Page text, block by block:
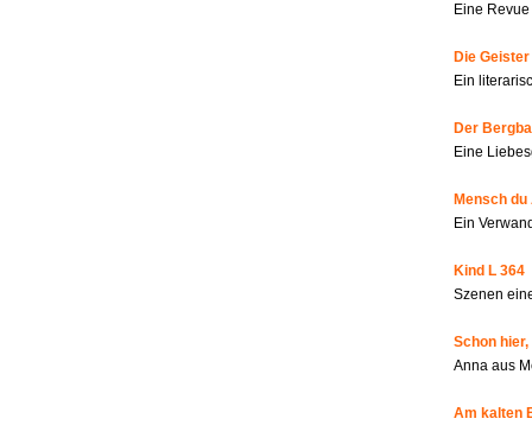
Eine
Die
Ein
Der
Eine
Mensch du
Ein
Kind L 364
Szenen
Schon
Anna aus
Am kalten